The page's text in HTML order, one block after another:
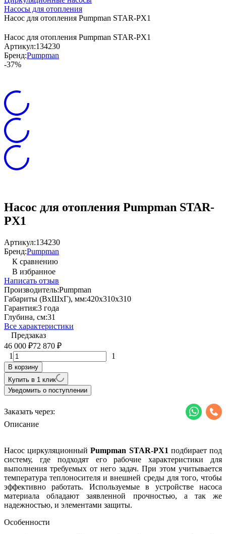
Насосы для отопления
Насос для отопления Pumpman STAR-PX1
Насос для отопления Pumpman STAR-PX1
Артикул:134230
Бренд:Pumpman
-37%
Насос для отопления Pumpman STAR-
PX1
Артикул:134230
Бренд:Pumpman
К сравнению
В избранное
Написать отзыв
Производитель:Pumpman
Габариты (ВхШхГ), мм:420х310х310
Гарантия:3 года
Глубина, см:31
Все характеристики
Предзаказ
46 000 ₽72 870 ₽
1 1
В корзину
Купить в 1 клик
Уведомить о поступлении
Заказать через:
Описание
Насос циркуляционныйPumpman STAR-PX1 подбирает под
систему, где подходят его рабочие характеристики для
выполнения требуемых от него задач. При этом учитывается
температура теплоносителя и внешней среды для того, чтобы
эффективно работать. Используемые в устройстве насоса
материала обладают заявленной прочностью, а так же
надежностью, и элементами защиты.
Особенности